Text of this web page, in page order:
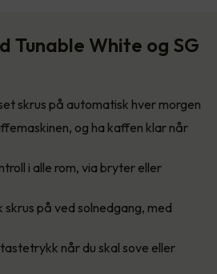
Tunable White og SG
skrus på automatisk hver morgen
og ha kaffen klar når
i alle rom, via bryter eller
på ved solnedgang, med
når du skal sove eller